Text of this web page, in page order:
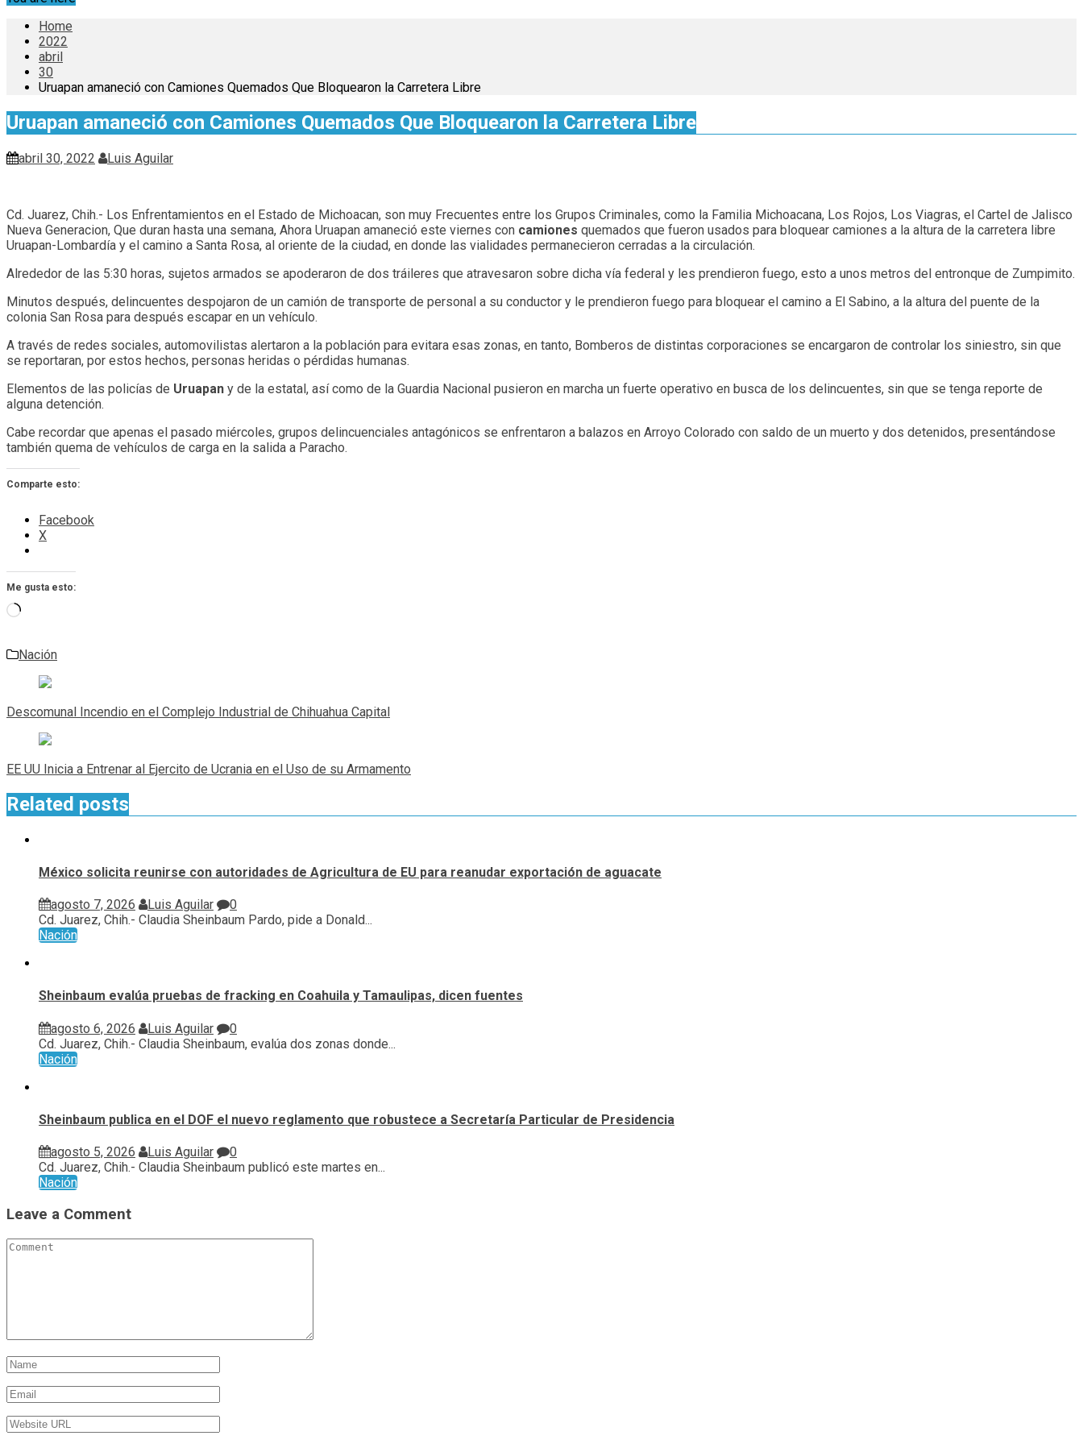
Home
2022
abril
30
Uruapan amaneció con Camiones Quemados Que Bloquearon la Carretera Libre
Uruapan amaneció con Camiones Quemados Que Bloquearon la Carretera Libre
abril 30, 2022 Luis Aguilar
Cd. Juarez, Chih.- Los Enfrentamientos en el Estado de Michoacan, son muy Frecuentes entre los Grupos Criminales, como la Familia Michoacana, Los Rojos, Los Viagras, el Cartel de Jalisco
Nueva Generacion, Que duran hasta una semana, Ahora Uruapan amaneció este viernes con camiones quemados que fueron usados para bloquear camiones a la altura de la carretera libre
Uruapan-Lombardía y el camino a Santa Rosa, al oriente de la ciudad, en donde las vialidades permanecieron cerradas a la circulación.
Alrededor de las 5:30 horas, sujetos armados se apoderaron de dos tráileres que atravesaron sobre dicha vía federal y les prendieron fuego, esto a unos metros del entronque de Zumpimito.
Minutos después, delincuentes despojaron de un camión de transporte de personal a su conductor y le prendieron fuego para bloquear el camino a El Sabino, a la altura del puente de la
colonia San Rosa para después escapar en un vehículo.
A través de redes sociales, automovilistas alertaron a la población para evitara esas zonas, en tanto, Bomberos de distintas corporaciones se encargaron de controlar los siniestro, sin que
se reportaran, por estos hechos, personas heridas o pérdidas humanas.
Elementos de las policías de Uruapan y de la estatal, así como de la Guardia Nacional pusieron en marcha un fuerte operativo en busca de los delincuentes, sin que se tenga reporte de
alguna detención.
Cabe recordar que apenas el pasado miércoles, grupos delincuenciales antagónicos se enfrentaron a balazos en Arroyo Colorado con saldo de un muerto y dos detenidos, presentándose
también quema de vehículos de carga en la salida a Paracho.
Comparte esto:
Facebook
X
Me gusta esto:
Cargando...
Nación
Navegación
de
entradas
Descomunal Incendio en el Complejo Industrial de Chihuahua Capital
EE UU Inicia a Entrenar al Ejercito de Ucrania en el Uso de su Armamento
Related posts
México solicita reunirse con autoridades de Agricultura de EU para reanudar exportación de aguacate
agosto 7, 2026 Luis Aguilar
0
Cd. Juarez, Chih.- Claudia Sheinbaum Pardo, pide a Donald...
Nación
Sheinbaum evalúa pruebas de fracking en Coahuila y Tamaulipas, dicen fuentes
agosto 6, 2026 Luis Aguilar
0
Cd. Juarez, Chih.- Claudia Sheinbaum, evalúa ⁠dos zonas donde...
Nación
Sheinbaum publica en el DOF el nuevo reglamento que robustece a Secretaría Particular de Presidencia
agosto 5, 2026 Luis Aguilar
0
Cd. Juarez, Chih.- Claudia Sheinbaum publicó este martes en...
Nación
Leave a Comment